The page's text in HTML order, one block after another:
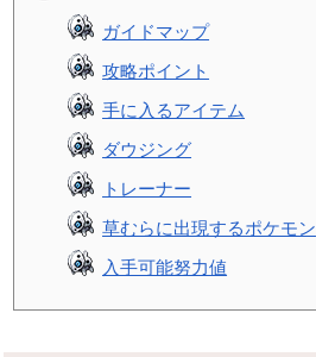
ガイドマップ
攻略ポイント
手に入るアイテム
ダウジング
トレーナー
草むらに出現するポケモン
入手可能努力値